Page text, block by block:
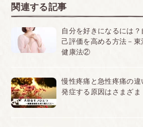
関連する記事
自分を好きになるには
己評価を高める方法－
健康法②
慢性疼痛と急性疼痛の
発症する原因はさまざま